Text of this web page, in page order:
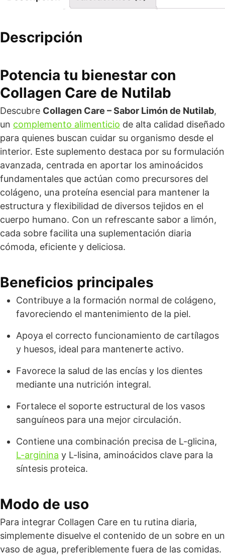
Descripción
Potencia tu bienestar con
Collagen Care de Nutilab
Descubre Collagen Care – Sabor Limón de Nutilab,
un complemento alimenticio de alta calidad diseñado
para quienes buscan cuidar su organismo desde el
interior. Este suplemento destaca por su formulación
avanzada, centrada en aportar los aminoácidos
fundamentales que actúan como precursores del
colágeno, una proteína esencial para mantener la
estructura y flexibilidad de diversos tejidos en el
cuerpo humano. Con un refrescante sabor a limón,
cada sobre facilita una suplementación diaria
cómoda, eficiente y deliciosa.
Beneficios principales
Contribuye a la formación normal de colágeno,
favoreciendo el mantenimiento de la piel.
Apoya el correcto funcionamiento de cartílagos
y huesos, ideal para mantenerte activo.
Favorece la salud de las encías y los dientes
mediante una nutrición integral.
Fortalece el soporte estructural de los vasos
sanguíneos para una mejor circulación.
Contiene una combinación precisa de L-glicina,
L-arginina y L-lisina, aminoácidos clave para la
síntesis proteica.
Modo de uso
Para integrar Collagen Care en tu rutina diaria,
simplemente disuelve el contenido de un sobre en un
vaso de agua, preferiblemente fuera de las comidas.